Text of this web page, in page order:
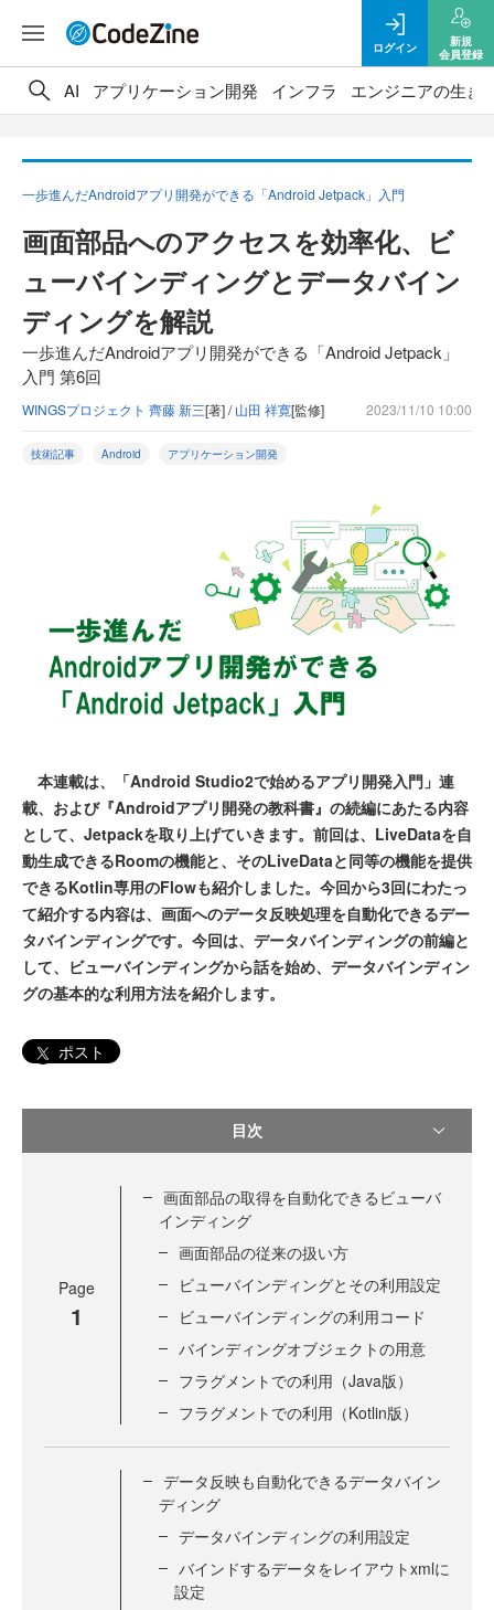
ログイン
新規
会員登録
AI アプリケーション開発 インフラ エンジニアの生き
一歩進んだAndroidアプリ開発ができる「Android Jetpack」入門
画面部品へのアクセスを効率化、ビ
ューバインディングとデータバイン
ディングを解説
一歩進んだAndroidアプリ開発ができる「Android Jetpack」
入門 第6回
WINGSプロジェクト 齊藤 新三[著] /山田 祥寛[監修] 2023/11/10 10:00
技術記事 Android アプリケーション開発
本連載は、「Android Studio2で始めるアプリ開発入門」連
載、および『Androidアプリ開発の教科書』の続編にあたる内容
として、Jetpackを取り上げていきます。前回は、LiveDataを自
動生成できるRoomの機能と、そのLiveDataと同等の機能を提供
できるKotlin専用のFlowも紹介しました。今回から3回にわたっ
て紹介する内容は、画面へのデータ反映処理を自動化できるデー
タバインディングです。今回は、データバインディングの前編と
して、ビューバインディングから話を始め、データバインディン
グの基本的な利用方法を紹介します。
ポスト
目次
Page
1
画面部品の取得を自動化できるビューバ
インディング
画面部品の従来の扱い方
ビューバインディングとその利用設定
ビューバインディングの利用コード
バインディングオブジェクトの用意
フラグメントでの利用（Java版）
フラグメントでの利用（Kotlin版）
データ反映も自動化できるデータバイン
ディング
データバインディングの利用設定
バインドするデータをレイアウトxmlに
設定